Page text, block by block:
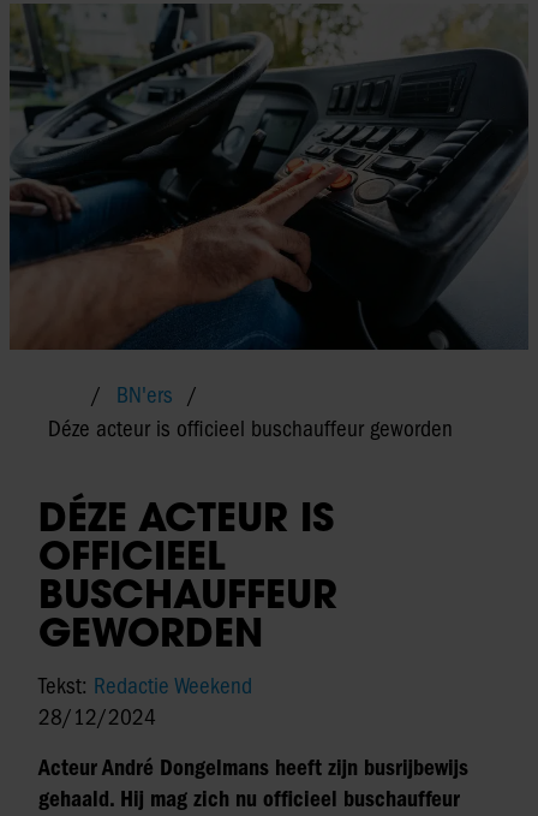
BN'ers
Déze acteur is officieel buschauffeur geworden
DÉZE ACTEUR IS
OFFICIEEL
BUSCHAUFFEUR
GEWORDEN
Tekst: Redactie Weekend
28/12/2024
Acteur André Dongelmans heeft zijn busrijbewijs
gehaald. Hij mag zich nu officieel buschauffeur